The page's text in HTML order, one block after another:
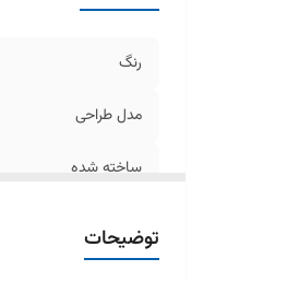
رنگ
مدل طراحی
ساخته شده
توضیحات